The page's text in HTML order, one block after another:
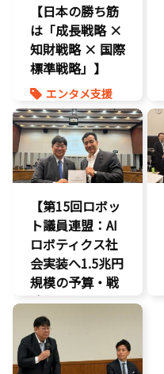
【日本の勝ち筋
は「成長戦略 ×
知財戦略 × 国際
標準戦略」】
エンタメ支援
エンタメ産業
促進
知的財産
経済政策
【第15回ロボッ
ト議員連盟：AI
ロボティクス社
会実装へ1.5兆円
規模の予算・戦
略提言】
AI
最先端技術
経済政策